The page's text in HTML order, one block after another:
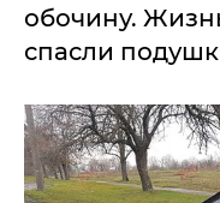
обочину.
спасли